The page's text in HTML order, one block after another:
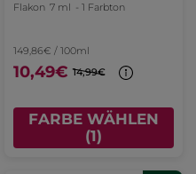
Flakon 7 ml - 1 Farbton
149,86€ / 100ml
10,49€ 14,99€
FARBE WÄHLEN
(1)